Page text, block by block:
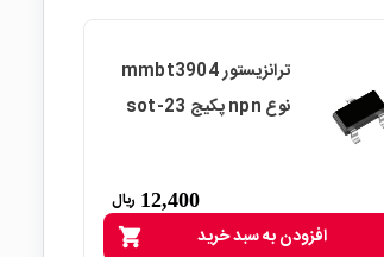
ترانزیستور mmbt3904
نوع npn پکیج sot-23
12,400 ریال
shopping_cart افزودن به سبد خرید